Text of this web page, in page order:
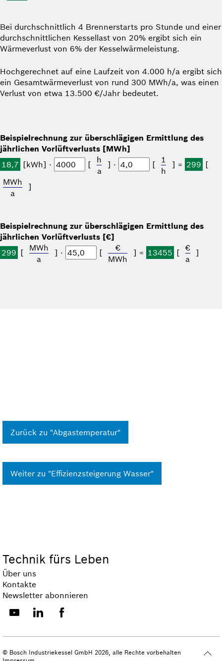
Bei durchschnittlich 4 Brennerstarts pro Stunde und einer
durchschnittlichen Kessellast von 20% ergibt sich ein
Wärmeverlust von 6% der Kesselwärme­leistung.
Hochgerechnet auf eine Laufzeit von 4.000 h/a ergibt sich
ein Gesamtwärmeverlust von rund 300 MWh/a, was einen
Verlust von etwa 13.500 €/Jahr bedeutet.
Beispielrechnung zur überschlägigen Ermittlung des
jährlichen Vorlüftverlusts [MWh]
18,7 [kWh] ⋅ [
h
a
] ⋅ [
1
h
] = 299 [
MWh
a
]
Beispielrechnung zur überschlägigen Ermittlung des
jährlichen Vorlüftverlusts [€]
299 [
MWh
a
] ⋅ [
€
MWh
] = 13455 [ €
a
]
Zurück zu "Abgastemperatur"
Weiter zu "Effizienzsteigerung Wasser"
Technik fürs Leben
Über uns
Kontakte
Newsletter abonnieren
© Bosch Industriekessel GmbH 2026, alle Rechte vorbehalten